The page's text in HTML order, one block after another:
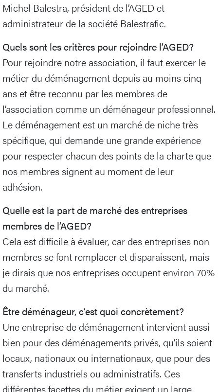
Michel Balestra, président de l’AGED et
administrateur de la société Balestrafic.
Quels sont les critères pour rejoindre l’AGED?
Pour rejoindre notre association, il faut exercer le
métier du déménagement depuis au moins cinq
ans et être reconnu par les membres de
l’association comme un déménageur professionnel.
Le déménagement est un marché de niche très
spécifique, qui demande une grande expérience
pour respecter chacun des points de la charte que
nos membres signent au moment de leur
adhésion.
Quelle est la part de marché des entreprises
membres de l’AGED?
Cela est difficile à évaluer, car des entreprises non
membres se font remplacer et disparaissent, mais
je dirais que nos entreprises occupent environ 70%
du marché.
Être déménageur, c’est quoi concrètement?
Une entreprise de déménagement intervient aussi
bien pour des déménagements privés, qu’ils soient
locaux, nationaux ou internationaux, que pour des
transferts industriels ou administratifs. Ces
différentes facettes du métier exigent un large